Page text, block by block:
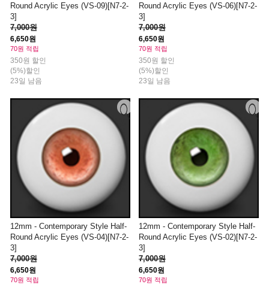
Round Acrylic Eyes (VS-09)[N7-2-
3]
7,000원
6,650원
70원 적립
350원 할인
(5%)할인
23일 남음
Round Acrylic Eyes (VS-06)[N7-2-
3]
7,000원
6,650원
70원 적립
350원 할인
(5%)할인
23일 남음
12mm - Contemporary Style Half-
Round Acrylic Eyes (VS-04)[N7-2-
3]
7,000원
6,650원
70원 적립
12mm - Contemporary Style Half-
Round Acrylic Eyes (VS-02)[N7-2-
3]
7,000원
6,650원
70원 적립